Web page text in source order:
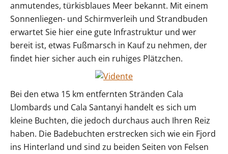
anmutendes, türkisblaues Meer bekannt. Mit einem
Sonnenliegen- und Schirmverleih und Strandbuden
erwartet Sie hier eine gute Infrastruktur und wer
bereit ist, etwas Fußmarsch in Kauf zu nehmen, der
findet hier sicher auch ein ruhiges Plätzchen.
Bei den etwa 15 km entfernten Stränden Cala
Llombards und Cala Santanyi handelt es sich um
kleine Buchten, die jedoch durchaus auch Ihren Reiz
haben. Die Badebuchten erstrecken sich wie ein Fjord
ins Hinterland und sind zu beiden Seiten von Felsen